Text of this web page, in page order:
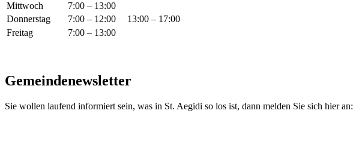
Mittwoch
7:00 – 13:00
Donnerstag
7:00 – 12:00
13:00 – 17:00
Freitag
7:00 – 13:00
Gemeindenewsletter
Sie wollen laufend informiert sein, was in St. Aegidi so los ist, dann melden Sie sich hier an: